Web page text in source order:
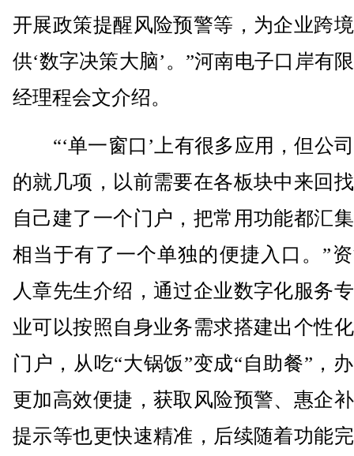
开展政策提醒风险预警等，为企业跨
供‘数字决策大脑’。”河南电子口岸有
经理程会文介绍。
“‘单一窗口’上有很多应用，但公
的就几项，以前需要在各板块中来回
自己建了一个门户，把常用功能都汇
相当于有了一个单独的便捷入口。”
人章先生介绍，通过企业数字化服务
业可以按照自身业务需求搭建出个性
门户，从吃“大锅饭”变成“自助餐”，
更加高效便捷，获取风险预警、惠企
提示等也更快速精准，后续随着功能